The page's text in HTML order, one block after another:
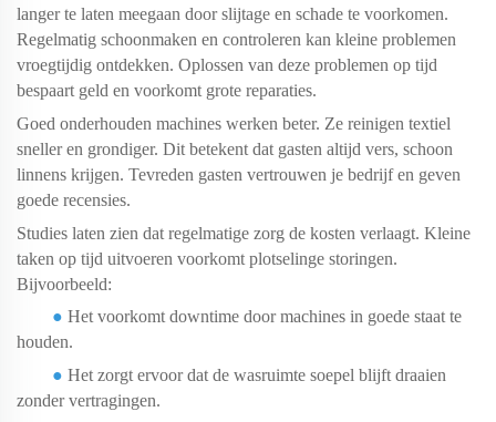
langer te laten meegaan door slijtage en schade te voorkomen.
Regelmatig schoonmaken en controleren kan kleine problemen
vroegtijdig ontdekken. Oplossen van deze problemen op tijd
bespaart geld en voorkomt grote reparaties.
Goed onderhouden machines werken beter. Ze reinigen textiel
sneller en grondiger. Dit betekent dat gasten altijd vers, schoon
linnens krijgen. Tevreden gasten vertrouwen je bedrijf en geven
goede recensies.
Studies laten zien dat regelmatige zorg de kosten verlaagt. Kleine
taken op tijd uitvoeren voorkomt plotselinge storingen.
Bijvoorbeeld:
● Het voorkomt downtime door machines in goede staat te
houden.
● Het zorgt ervoor dat de wasruimte soepel blijft draaien
zonder vertragingen.